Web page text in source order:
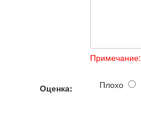
Примечание:
Оценка: Плохо